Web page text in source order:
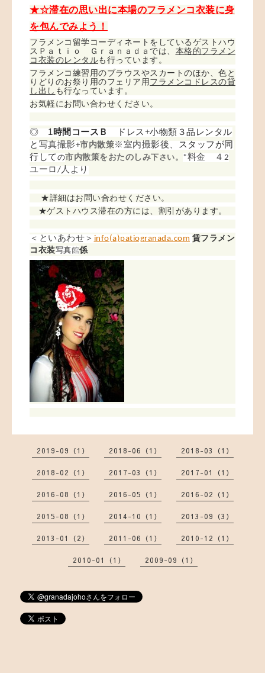
★☆滞在の思い出に本場のフラメンコ衣装に身
を包んでみよう！
フラメンコ留学コーディネートをしているゲストハウ
スＰａｔｉｏ Ｇｒａｎａｄａでは、 本格的フラメン
コ衣装のレンタルも行っています。
フラメンコ練習用のブラウスやスカートのほか、色と
りどりのお祭り用のフェリア用フラメンコドレスの貸
し出し も行なっています。
お気軽にお問い合わせください。
◎ 1 時間コースＢ
ドレス+小物類３品レンタル
と 写真撮影+市内散策※室内 撮影後、
スタッフが同
行して の市内散策をおたのしみ下さい。
*料金 ４2
ユーロ /人より
★詳細はお問い合わせください。
★ゲストハウス滞在の方には、割引があります。
＜といあわせ＞ info(a)patiogranada.com 賃フラメン
コ衣装写真館係
2019-09（1） 2018-06（1） 2018-03（1）
2018-02（1） 2017-03（1） 2017-01（1）
2016-08（1） 2016-05（1） 2016-02（1）
2015-08（1） 2014-10（1） 2013-09（3）
2013-01（2） 2011-06（1） 2010-12（1）
2010-01（1） 2009-09（1）